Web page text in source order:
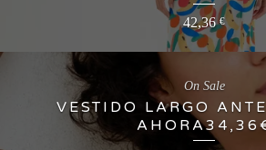
42,36€
VESTIDO LARGO
On Sale